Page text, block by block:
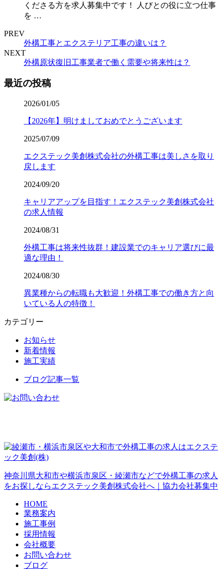
くださる方を求人募集中です！ 人びとの役に立つ仕事
を …
PREV
外構工事とエクステリア工事の違いは？
NEXT
外構原状復旧工事業者で働く需要や将来性は？
最近の投稿
2026/01/05
【2026年】明けましておめでとうございます
2025/07/09
エクステック美創株式会社の外構工事は美しさを取り
戻します
2024/09/20
キャリアアップを目指す！エクステック美創株式会社
の求人情報
2024/08/31
外構工事は将来性抜群！建設業でのキャリア選びに最
適な理由！
2024/08/30
異業種からの転職も大歓迎！外構工事での働き方と向
いている人の特徴！
カテゴリー
お知らせ
新着情報
施工実績
ブログ記事一覧
神奈川県大和市や横浜市泉区・綾瀬市などで外構工事の求人
をお探しならエクステック美創株式会社へ｜協力会社募集中
HOME
業務案内
施工事例
採用情報
会社概要
お問い合わせ
ブログ